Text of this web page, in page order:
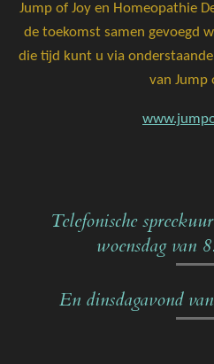
Jump of Joy en Homeopathie
de toekomst samen gevoegd
die tijd kunt u via
van Jump
Telefonische
woensdag van
En dinsdagavond